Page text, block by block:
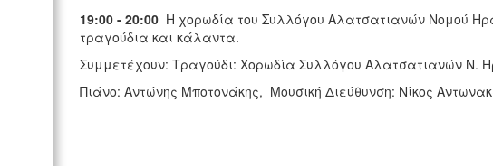
19:00 - 20:00Η χορωδία του Συλλόγου Αλατσατιανών Νομού
τραγούδια και κάλαντα.
Συμμετέχουν: Τραγούδι: Χορωδία Συλλόγου Αλατσατιανών Ν.
Πιάνο: Αντώνης Μποτονάκης, Μουσική Διεύθυνση: Νίκος